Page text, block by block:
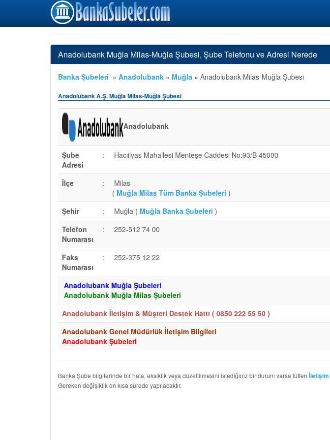
Anadolubank Muğla Milas-Muğla Şubesi, Şube Telefonu ve Adresi Nerede
Banka Şubeleri » Anadolubank » Muğla » Anadolubank Milas-Muğla Şubesi
Anadolubank A.Ş. Muğla Milas-Muğla Şubesi
Anadolubank
Şube
Adresi
: Hacıilyas Mahallesi Menteşe Caddesi No:93/B 45000
İlçe :
Milas
( Muğla Milas Tüm Banka Şubeleri )
Şehir
: Muğla ( Muğla Banka Şubeleri )
Telefon
Numarası
: 252-512 74 00
Faks
Numarası
: 252-375 12 22
Anadolubank Muğla Şubeleri
Anadolubank Muğla Milas Şubeleri
Anadolubank İletişim & Müşteri Destek Hattı ( 0850 222 55 50 )
Anadolubank Genel Müdürlük İletişim Bilgileri
Anadolubank Şubeleri
Banka Şube bilgilerinde bir hata, eksiklik veya düzeltilmesini istediğiniz bir durum varsa lütfen İletişim
Gereken değişiklik en kısa sürede yapılacaktır.